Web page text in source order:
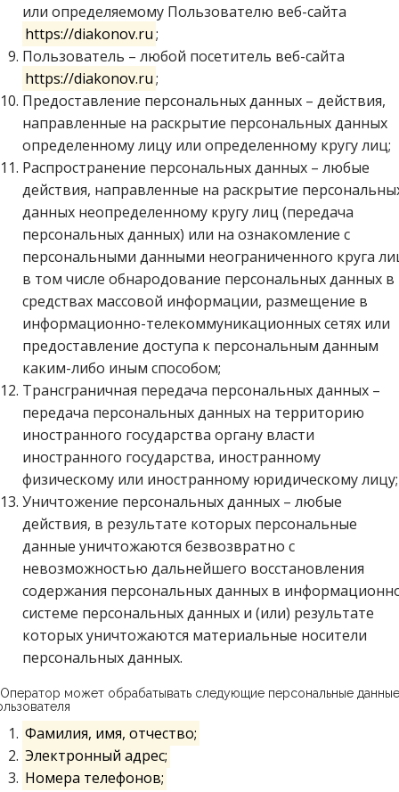
или определяемому Пользователю веб-сайта
https://diakonov.ru;
Пользователь – любой посетитель веб-сайта
https://diakonov.ru;
Предоставление персональных данных – действия,
направленные на раскрытие персональных данных
определенному лицу или определенному кругу лиц;
Распространение персональных данных – любые
действия, направленные на раскрытие
данных неопределенному кругу лиц (передача
персональных данных) или на ознакомление с
персональными данными неограниченного круга
в том числе обнародование персональных данных в
средствах массовой информации, размещение в
информационно-телекоммуникационных сетях или
предоставление доступа к персональным данным
каким-либо иным способом;
Трансграничная передача персональных данных –
передача персональных данных на территорию
иностранного государства органу власти
иностранного государства, иностранному
физическому или иностранному юридическому лицу;
Уничтожение персональных данных – любые
действия, в результате которых персональные
данные уничтожаются безвозвратно с
невозможностью дальнейшего восстановления
содержания персональных данных в
системе персональных данных и (или) результате
которых уничтожаются материальные носители
персональных данных.
может обрабатывать следующие персональные данные
Фамилия, имя, отчество;
Электронный адрес;
Номера телефонов;